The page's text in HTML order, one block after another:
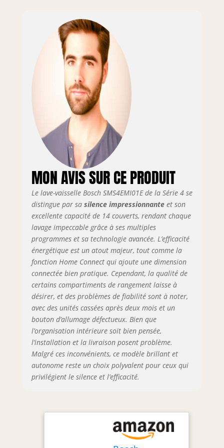
facilement ajustée,
jusqu'à 5 cm,
même lorsqu'il est
complètement
technologie Active
Water permettant
d'économiser de
l'eau, de l'énergie
avec des
performances
intelligent adpate
la quantité d'eau à
la vaiselle chargée.
Le lave-vaisselle est
exceptionnellement
silencieux et
discret avec un
niveau de bruit de
42 dB Livraison : 1x
lave-vaisselle pose-
libre de Bosch avec
accessoires de
série
MON AVIS SUR CE PRODUIT
Le lave-vaisselle Bosch SMS4EMI01E de la Série 4 se
distingue par sa silence impressionnanteet son
excellente capacité de 14 couverts, rendant chaque
lavage impeccable grâce à ses multiples
programmes et sa technologie avancée. L’efficacité
énergétique est un atout majeur, tout comme la
fonction Home Connect qui ajoute une dimension
connectée bien pratique. Cependant, la qualité de
certains compartiments de rangement laisse à
désirer, et des problèmes de fiabilité sont à noter,
avec des unités cassées après deux mois et un
bouton d’allumage défectueux. Bien que
l’organisation intérieure soit bien pensée,
l’installation et la livraison posent problème.
Malgré ces inconvénients, ce modèle brillant et
autonome reste un choix polyvalent pour ceux qui
privilégient le silence et l’efficacité.